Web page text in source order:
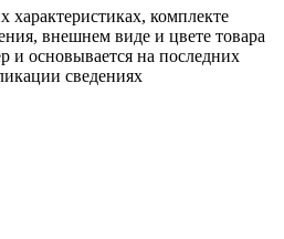
комплекте
внешнем виде и цвете товара
и основывается на последних
сведениях